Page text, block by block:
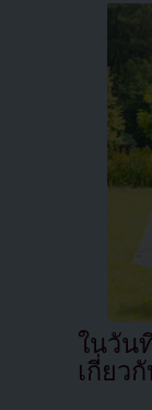
ในวัน
เกี่ยว